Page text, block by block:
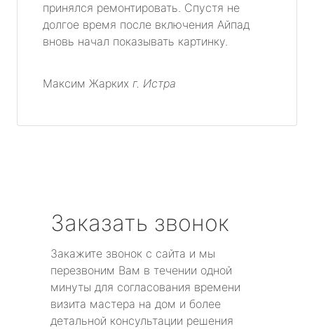
принялся ремонтировать. Спустя не
долгое время после включения Айпад
вновь начал показывать картинку.
Максим Жарких г. Истра
Заказать звонок
Закажите звонок с сайта и мы
перезвоним Вам в течении одной
минуты для согласования времени
визита мастера на дом и более
детальной консультации решения